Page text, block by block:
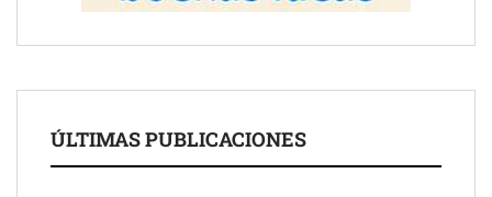
ÚLTIMAS PUBLICACIONES